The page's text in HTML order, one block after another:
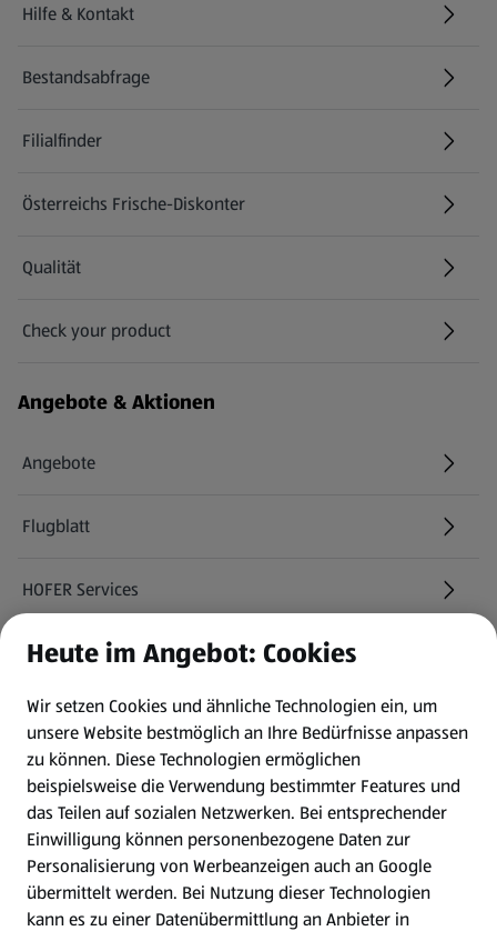
Hilfe & Kontakt
(öffnet in einem neuen Tab)
Bestandsabfrage
(öffnet in einem neuen Tab)
Filialfinder
Österreichs Frische-Diskonter
Qualität
Check your product
(öffnet in einem neuen Tab)
Angebote & Aktionen
Angebote
Flugblatt
HOFER Services
Newsletter
WhatsApp
Gewinnspiele
Mein HOFER. Meine Einkäufe.
Meine Meinung. Mein HOFER.
Heute im Angebot: Cookies
Wir setzen Cookies und ähnliche Technologien ein, um
unsere Website bestmöglich an Ihre Bedürfnisse anpassen
zu können. Diese Technologien ermöglichen
beispielsweise die Verwendung bestimmter Features und
das Teilen auf sozialen Netzwerken. Bei entsprechender
Einwilligung können personenbezogene Daten zur
Personalisierung von Werbeanzeigen auch an Google
übermittelt werden. Bei Nutzung dieser Technologien
kann es zu einer Datenübermittlung an Anbieter in